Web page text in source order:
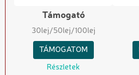
Támogató
30lej/50lej/100lej
TÁMOGATOM
Részletek